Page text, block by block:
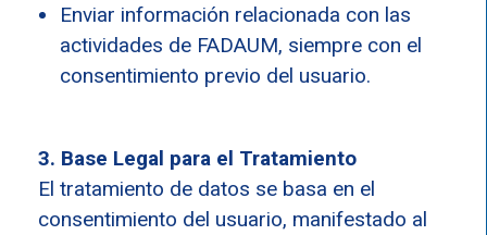
Enviar información relacionada con las
actividades de FADAUM, siempre con el
consentimiento previo del usuario.
3. Base Legal para el Tratamiento
El tratamiento de datos se basa en el
consentimiento del usuario, manifestado al